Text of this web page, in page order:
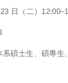
23 日（二）
系碩士生、碩專生